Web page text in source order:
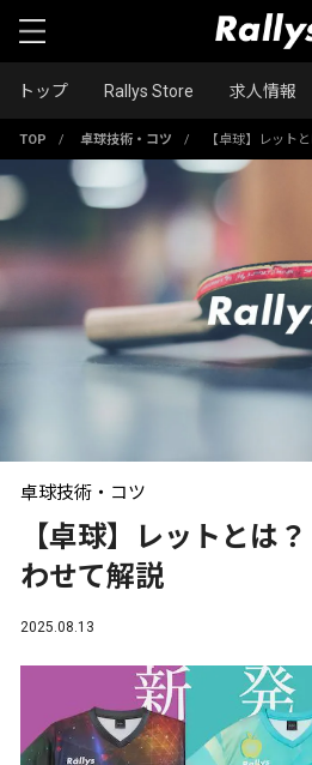
トップ Rallys Store 求人情報
TOP / 卓球技術・コツ / 【卓球】レット
卓球技術・コツ
【卓球】レットとは
わせて解説
2025.08.13